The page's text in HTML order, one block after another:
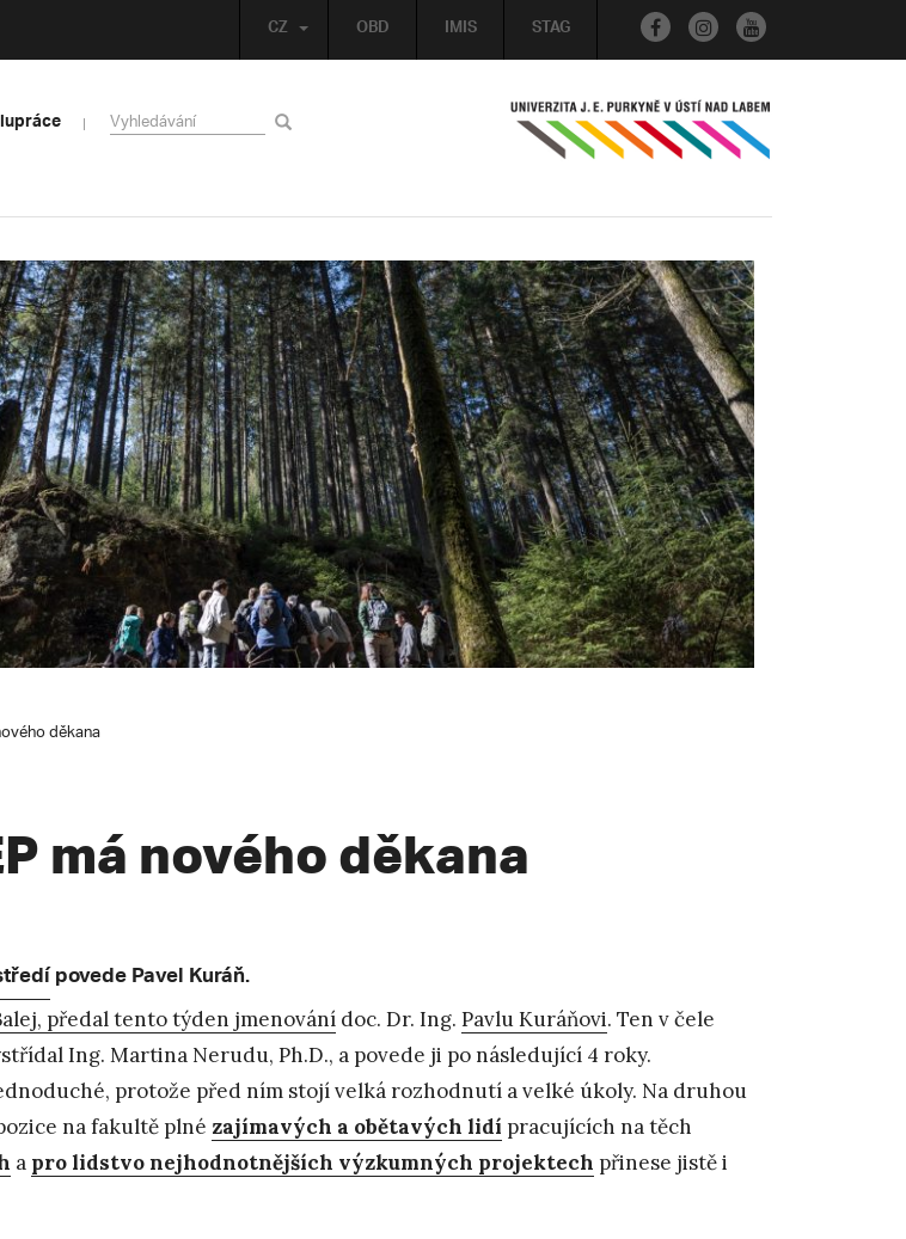
OBD IMIS STAG
CZ
děkana
má nového děkana
povede Pavel Kuráň.
předal tento týden jmenování doc. Dr. Ing. Pavlu Kuráňovi. Ten v čele
Ing. Martina Nerudu, Ph.D., a povede ji po následující 4 roky.
protože před ním stojí velká rozhodnutí a velké úkoly. Na druhou
na fakultě plné zajímavých a obětavých lidí pracujících na těch
a pro lidstvo nejhodnotnějších výzkumných projektech přinese jistě i